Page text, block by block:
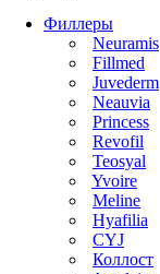
Филлеры
Neuramis
Fillmed
Juvederm
Neauvia
Princess
Revofil
Teosyal
Yvoire
Meline
Hyafilia
CYJ
Коллост